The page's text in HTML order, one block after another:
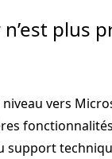
plus
niveau vers
support